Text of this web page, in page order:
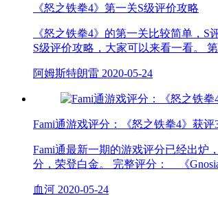
《怒之铁拳4》第一关S级评价攻略
《怒之铁拳4》的第一关比较简单，
S级评价攻略，大家可以来看一看。
阿姆斯特朗雷 2020-05-24
Fami通游戏评分：《怒之铁拳4》获评
Fami通最新一期的游戏评分已经出炉
分，荣登白金。 完整评分： 《
血河 2020-05-24